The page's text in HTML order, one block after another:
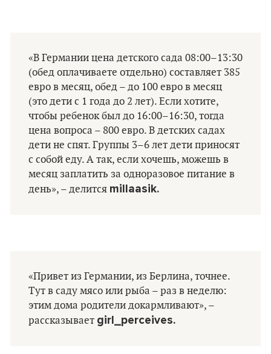
«В Германии цена детского сада 08:00–13:30
(обед оплачиваете отдельно) составляет 385
евро в месяц, обед – до 100 евро в месяц
(это дети с 1 года до 2 лет). Если хотите,
чтобы ребенок был до 16:00–16:30, тогда
цена вопроса – 800 евро. В детских садах
дети не спят. Группы 3–6 лет дети приносят
с собой еду. А так, если хочешь, можешь в
месяц заплатить за одноразовое питание в
день», – делится millaasik.
«Привет из Германии, из Берлина, точнее.
Тут в саду мясо или рыба – раз в неделю:
этим дома родители докармливают», –
рассказывает girl_perceives.